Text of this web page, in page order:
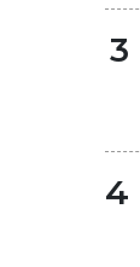
3
4